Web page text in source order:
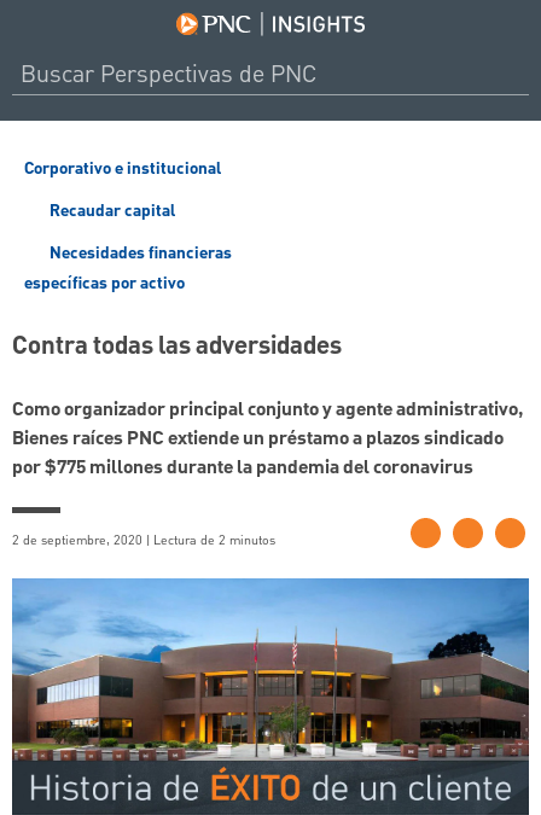
Corporativo e institucional
Recaudar capital
Necesidades financieras
específicas por activo
Contra todas las adversidades
Como organizador principal conjunto y agente administrativo,
Bienes raíces PNC extiende un préstamo a plazos sindicado
por $775 millones durante la pandemia del coronavirus
2 de septiembre, 2020 | Lectura de 2 minutos